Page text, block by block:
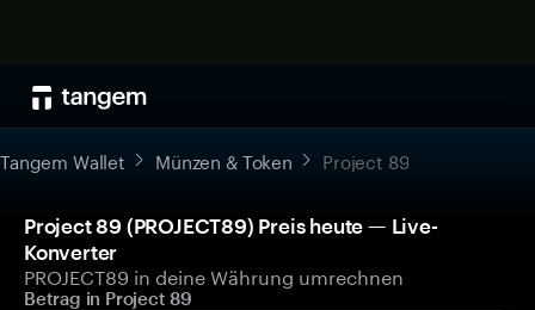
Tangem Wallet Münzen & Token Project 89
Project 89 (PROJECT89) Preis heute — Live-
Konverter
PROJECT89 in deine Währung umrechnen
Betrag in Project 89